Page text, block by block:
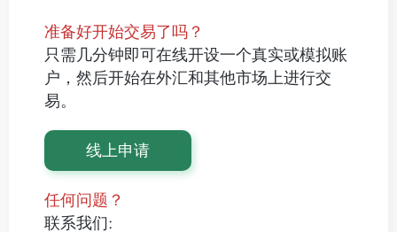
准备好开始交易了吗？
只需几分钟即可在线开设一个真实或模拟账
户，然后开始在外汇和其他市场上进行交
易。
线上申请
任何问题？
联系我们: